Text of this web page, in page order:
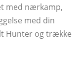
med nærkamp,
med din
Hunter og trække